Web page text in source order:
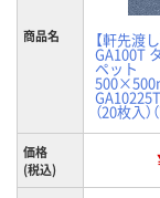
商品名 【軒先渡
GA100T
ペット
（20枚入）
価格
(税込)